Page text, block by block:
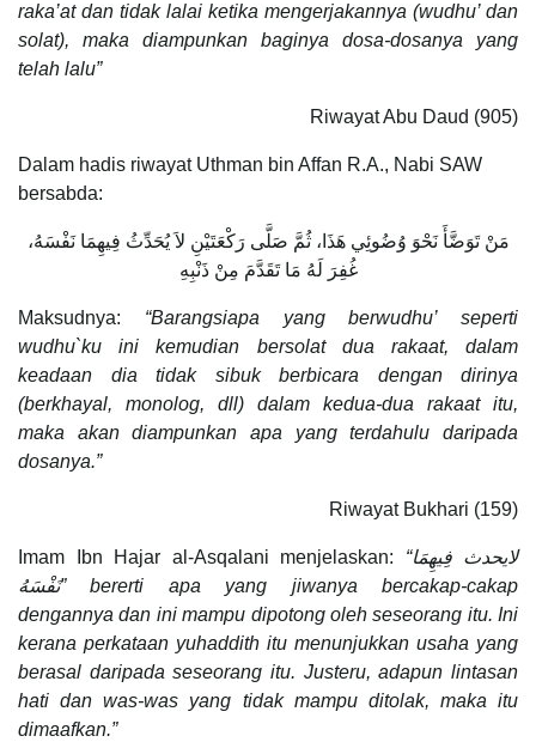
raka’at dan tidak lalai ketika mengerjakannya (wudhu’ dan
solat), maka diampunkan baginya dosa-dosanya yang
telah lalu”
Riwayat Abu Daud (905)
Dalam hadis riwayat Uthman bin Affan R.A., Nabi SAW
bersabda:
مَنْ تَوَضَّأَ نَحْوَ وُضُوئِي هَذَا، ثُمَّ صَلَّى رَكْعَتَيْنِ لاَ يُحَدِّثُ فِيهِمَا نَفْسَهُ،
غُفِرَ لَهُ مَا تَقَدَّمَ مِنْ ذَنْبِهِ
Maksudnya: “Barangsiapa yang berwudhu’ seperti
wudhu`ku ini kemudian bersolat dua rakaat, dalam
keadaan dia tidak sibuk berbicara dengan dirinya
(berkhayal, monolog, dll) dalam kedua-dua rakaat itu,
maka akan diampunkan apa yang terdahulu daripada
dosanya.”
Riwayat Bukhari (159)
Imam Ibn Hajar al-Asqalani menjelaskan: “لايحدث فِيهِمَا
نَفْسَهُ” bererti apa yang jiwanya bercakap-cakap
dengannya dan ini mampu dipotong oleh seseorang itu. Ini
kerana perkataan yuhaddith itu menunjukkan usaha yang
berasal daripada seseorang itu. Justeru, adapun lintasan
hati dan was-was yang tidak mampu ditolak, maka itu
dimaafkan.”